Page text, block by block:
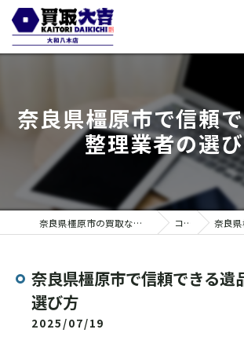
奈良県橿原市で信頼
整理業者の選
奈良県橿原市の買取なら買取大吉 大和八木店 コラム 奈良県橿原
奈良県橿原市で信頼できる遺
選び方
2025/07/19